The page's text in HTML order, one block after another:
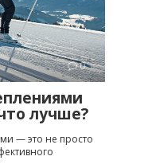
0
лучше?
— это не просто